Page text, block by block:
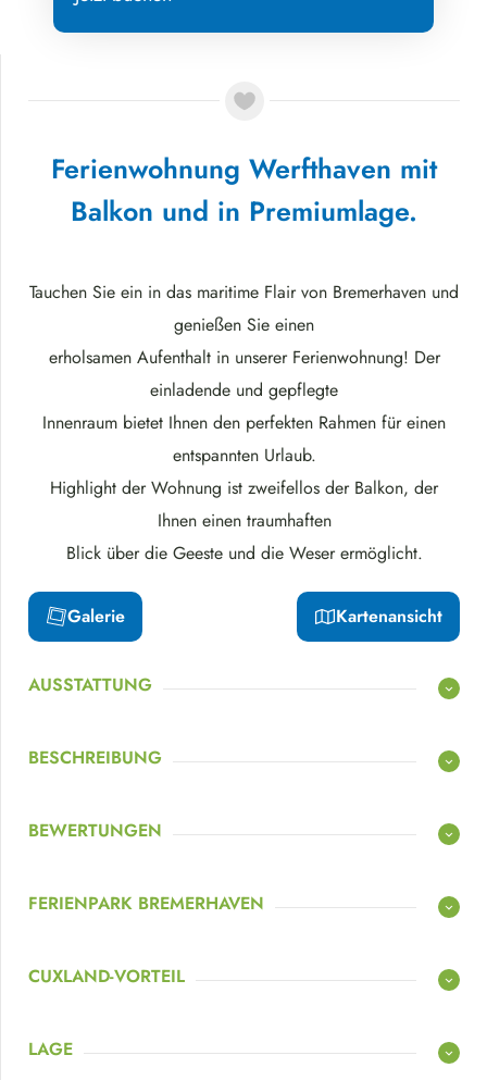
Ferienwohnung Werfthaven mit
Balkon und in Premiumlage.
Tauchen Sie ein in das maritime Flair von Bremerhaven und
genießen Sie einen
erholsamen Aufenthalt in unserer Ferienwohnung! Der
einladende und gepflegte
Innenraum bietet Ihnen den perfekten Rahmen für einen
entspannten Urlaub.
Highlight der Wohnung ist zweifellos der Balkon, der
Ihnen einen traumhaften
Blick über die Geeste und die Weser ermöglicht.
Galerie Kartenansicht
AUSSTATTUNG
BESCHREIBUNG
BEWERTUNGEN
FERIENPARK BREMERHAVEN
CUXLAND-VORTEIL
LAGE